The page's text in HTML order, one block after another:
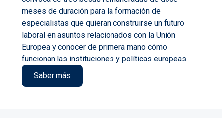
meses de duración para la formación de
especialistas que quieran construirse un futuro
laboral en asuntos relacionados con la Unión
Europea y conocer de primera mano cómo
funcionan las instituciones y políticas europeas.
Saber más